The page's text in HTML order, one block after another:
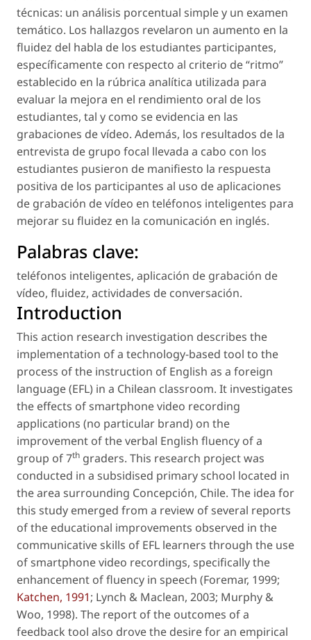
técnicas: un análisis porcentual simple y un examen
temático. Los hallazgos revelaron un aumento en la
fluidez del habla de los estudiantes participantes,
específicamente con respecto al criterio de “ritmo”
establecido en la rúbrica analítica utilizada para
evaluar la mejora en el rendimiento oral de los
estudiantes, tal y como se evidencia en las
grabaciones de vídeo. Además, los resultados de la
entrevista de grupo focal llevada a cabo con los
estudiantes pusieron de manifiesto la respuesta
positiva de los participantes al uso de aplicaciones
de grabación de vídeo en teléfonos inteligentes para
mejorar su fluidez en la comunicación en inglés.
Palabras clave:
teléfonos inteligentes, aplicación de grabación de
vídeo, fluidez, actividades de conversación.
Introduction
This action research investigation describes the
implementation of a technology-based tool to the
process of the instruction of English as a foreign
language (EFL) in a Chilean classroom. It investigates
the effects of smartphone video recording
applications (no particular brand) on the
improvement of the verbal English fluency of a
group of 7th graders. This research project was
conducted in a subsidised primary school located in
the area surrounding Concepción, Chile. The idea for
this study emerged from a review of several reports
of the educational improvements observed in the
communicative skills of EFL learners through the use
of smartphone video recordings, specifically the
enhancement of fluency in speech (Foremar, 1999;
Katchen, 1991; Lynch & Maclean, 2003; Murphy &
Woo, 1998). The report of the outcomes of a
feedback tool also drove the desire for an empirical